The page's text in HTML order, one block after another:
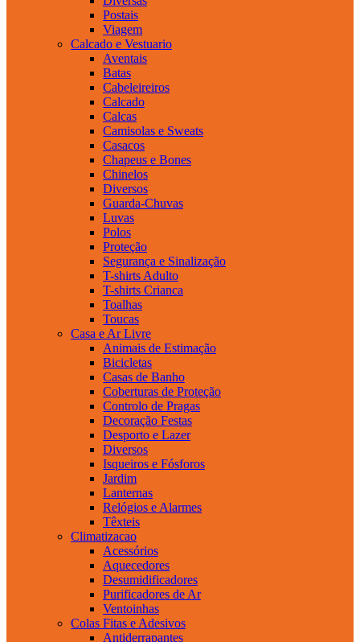
Postais
Viagem
Calcado e Vestuario
Aventais
Batas
Cabeleireiros
Calcado
Calcas
Camisolas e Sweats
Casacos
Chapeus e Bones
Chinelos
Diversos
Guarda-Chuvas
Luvas
Polos
Proteção
Segurança e Sinalização
T-shirts Adulto
T-shirts Crianca
Toalhas
Toucas
Casa e Ar Livre
Animais de Estimação
Bicicletas
Casas de Banho
Coberturas de Proteção
Controlo de Pragas
Decoração Festas
Desporto e Lazer
Diversos
Isqueiros e Fósforos
Jardim
Lanternas
Relógios e Alarmes
Têxteis
Climatizacao
Acessórios
Aquecedores
Desumidificadores
Purificadores de Ar
Ventoinhas
Colas Fitas e Adesivos
Antiderrapantes